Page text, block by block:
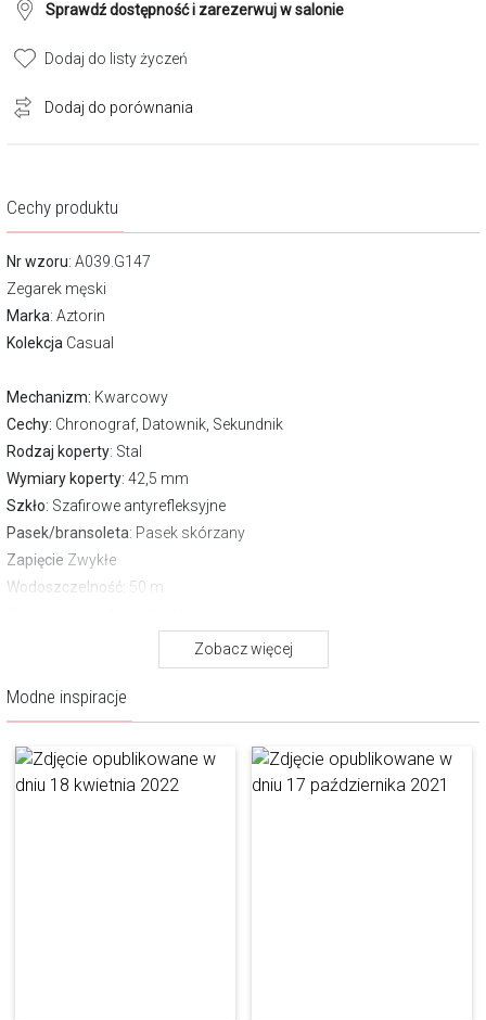
Cechy produktu
Nr wzoru: A039.G147
Zegarek męski
Marka: Aztorin
Kolekcja Casual
Mechanizm: Kwarcowy
Cechy: Chronograf, Datownik, Sekundnik
Rodzaj koperty: Stal
Wymiary koperty: 42,5 mm
Szkło: Szafirowe antyrefleksyjne
Pasek/bransoleta: Pasek skórzany
Zapięcie Zwykłe
Wodoszczelność: 50 m
O marce Aztorin
wpisuje się w etos współczesnego mężczyzny. Ma charakter, jest
wyrazista, dynamiczna, a przy tym niepozbawiona szyku, naturalnej
Zobacz więcej
Sprawdź dostępność i zarezerwuj w salonie
Dodaj do listy życzeń
Dodaj do porównania
Modne inspiracje